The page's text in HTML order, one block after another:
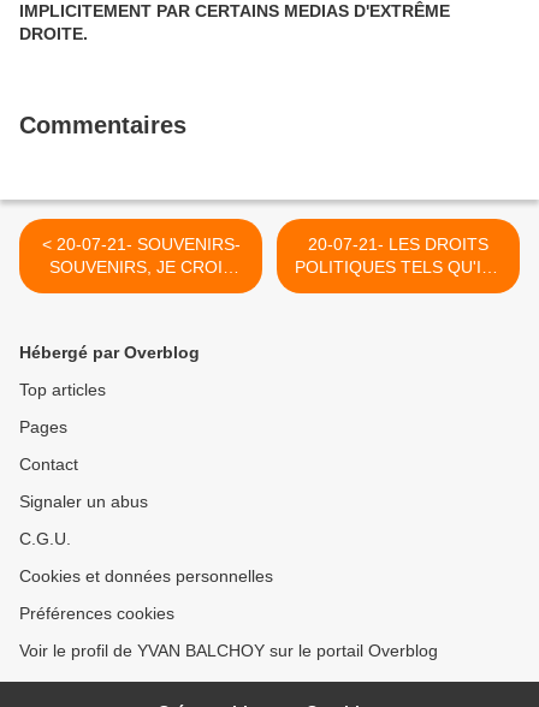
IMPLICITEMENT PAR CERTAINS MEDIAS D'EXTRÊME
DROITE.
Commentaires
< 20-07-21- SOUVENIRS-
SOUVENIRS, JE CROIS
QUE J'Y AI PARTICIPE !!!
TON MEILLEUR AVENIR !
20-07-21- LES DROITS
POLITIQUES TELS QU'ILS
S'EXERCENT EN
Hébergé par Overblog
Top articles
Pages
Contact
Signaler un abus
C.G.U.
Cookies et données personnelles
Préférences cookies
Voir le profil de YVAN BALCHOY sur le portail Overblog